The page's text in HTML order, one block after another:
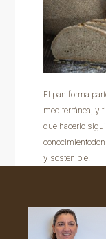
El pan forma
mediterránea, y
que hacerlo
y sostenible.